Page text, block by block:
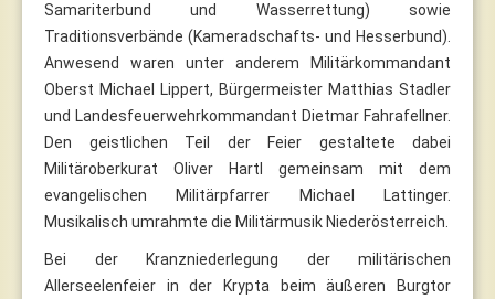
Samariterbund und Wasserrettung) sowie
Traditionsverbände (Kameradschafts- und Hesserbund).
Anwesend waren unter anderem Militärkommandant
Oberst Michael Lippert, Bürgermeister Matthias Stadler
und Landesfeuerwehrkommandant Dietmar Fahrafellner.
Den geistlichen Teil der Feier gestaltete dabei
Militäroberkurat Oliver Hartl gemeinsam mit dem
evangelischen Militärpfarrer Michael Lattinger.
Musikalisch umrahmte die Militärmusik Niederösterreich.
Bei der Kranzniederlegung der militärischen
Allerseelenfeier in der Krypta beim äußeren Burgtor